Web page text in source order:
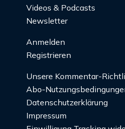
Videos & Podcasts
Newsletter
Anmelden
Registrieren
Unsere Kommentar-
Abo-
Datenschutzerklärung
Impressum